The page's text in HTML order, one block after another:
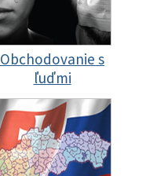
Obchodovanie s
ľuďmi